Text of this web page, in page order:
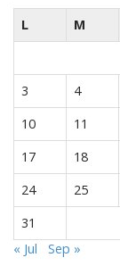
e
e
t
r
a
d
a
s
L M
3
4
10
11
17
18
24
25
31
« Jul
Sep »